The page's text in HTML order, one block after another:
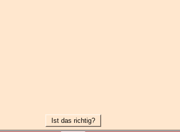
Ist das richtig?